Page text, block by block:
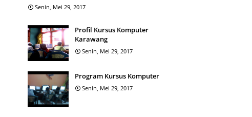
Senin, Mei 29, 2017
Profil Kursus Komputer
Karawang
Senin, Mei 29, 2017
Program Kursus Komputer
Senin, Mei 29, 2017